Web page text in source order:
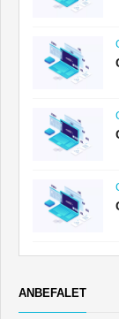
ANBEFALET